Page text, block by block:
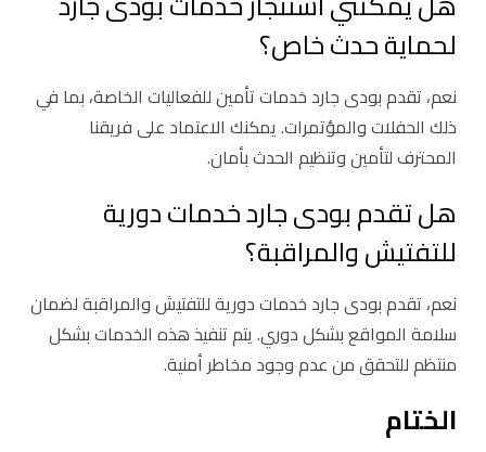
لحماية حدث خاص؟
نعم، تقدم بودى جارد خدمات تأمين للفعاليات الخاصة، بما في
ذلك الحفلات والمؤتمرات. يمكنك الاعتماد على فريقنا
المحترف لتأمين وتنظيم الحدث بأمان.
هل تقدم بودى جارد خدمات دورية
للتفتيش والمراقبة؟
نعم، تقدم بودى جارد خدمات دورية للتفتيش والمراقبة لضمان
سلامة المواقع بشكل دوري. يتم تنفيذ هذه الخدمات بشكل
منتظم للتحقق من عدم وجود مخاطر أمنية.
الختام